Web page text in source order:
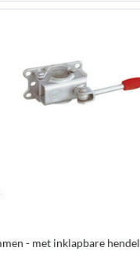
- met inklapbare hendel